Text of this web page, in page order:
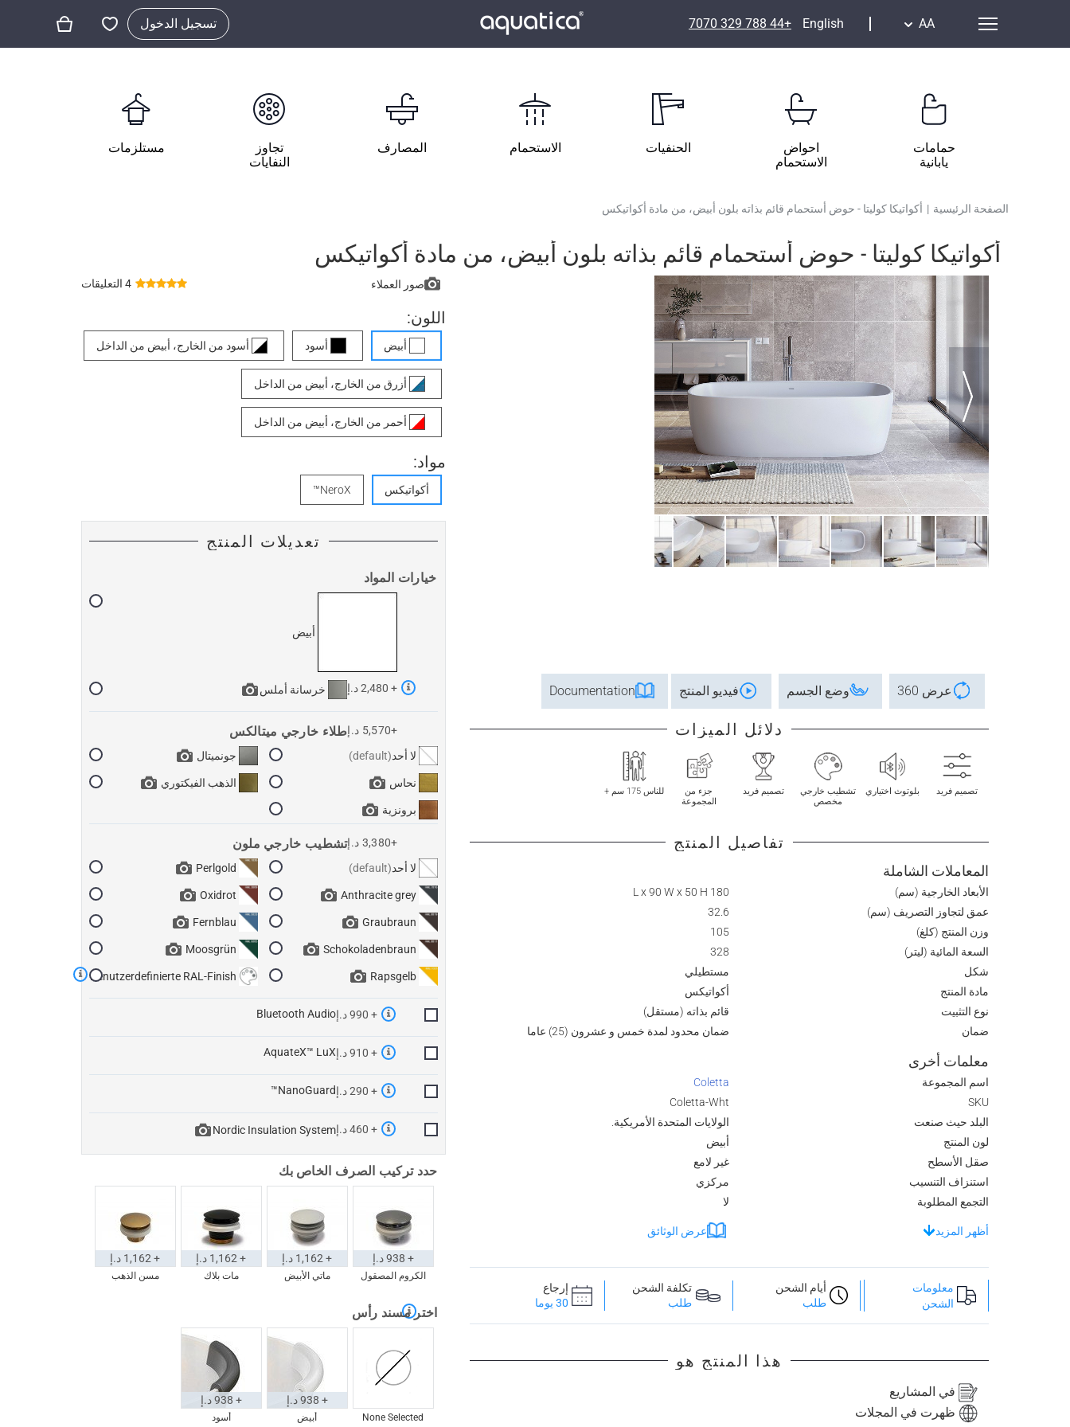
AA
English
+44 788 329 7070 تسجيل الدخول
حمامات
يابانية
احواض
الاستحمام
الحنفيات الاستحمام المصارف
تجاوز
النفايات
مستلزمات
الصفحة الرئيسية | أكواتيكا كوليتا - حوض أستحمام قائم بذاته بلون أبيض، من مادة أكواتيكس
أكواتيكا كوليتا - حوض أستحمام قائم بذاته بلون أبيض، من مادة أكواتيكس
عرض 360 وضع الجسم فيديو المنتج Documentation
دلائل الميزات
تصميم فريد بلوتوث اختياري
تشطيب خارجي
مخصص
تصميم فريد
جزء من
المجموعة
للناس 175 سم +
تفاصيل المنتج
المعاملات الشاملة
الأبعاد الخارجية (سم)
180 L x 90 W x 50 H
عمق لتجاوز التصريف (سم)
32.6
وزن المنتج (كلغ)
105
السعة المائية (ليتر)
328
شكل
مستطيلي
مادة المنتج
أكواتيكس
نوع التثبيت
قائم بذاته (مستقل)
ضمان
ضمان محدود لمدة خمس و عشرون (25) عاما
معلمات أخرى
اسم المجموعة
Coletta
SKU
Coletta-Wht
البلد حيث صنعت
الولايات المتحدة الأمريكية.
لون المنتج
أبيض
صقل الأسطح
غير لامع
استنزاف التنسيب
مركزي
التجمع المطلوبة
لا
أظهر المزيد عرض الوثائق
معلومات
الشحن
أيام الشحن
طلب
تكلفة الشحن
طلب
إرجاع
30 يوما
هذا المنتج هو
في المشاريع
ظهرت في المجلات
4 التعليقات صور العملاء
اللون:
أبيض أسود أسود من الخارج، أبيض من الداخل
أزرق من الخارج، أبيض من الداخل
أحمر من الخارج، أبيض من الداخل
مواد:
أكواتيكس NeroX™
تعديلات المنتج
خيارات المواد
أبيض
خرسانة أملس + 2,480 د.إ
طلاء خارجي ميتالكس
+5,570 د.إ
لا أحد
نحاس
برونزية
جونميتال
الذهب الفيكتوري
تشطيب خارجي ملون
+3,380 د.إ
لا أحد
Anthracite grey
Graubraun
Schokoladenbraun
Rapsgelb
Perlgold
Oxidrot
Fernblau
Moosgrün
Benutzerdefinierte RAL-Finish
Bluetooth Audio + 990 د.إ
AquateX™ LuX + 910 د.إ
NanoGuard™ + 290 د.إ
Nordic Insulation System + 460 د.إ
حدد تركيب الصرف الخاص بك
الكروم المصقول
+ 938 د.إ
ماتي الأبيض
+ 1,162 د.إ
مات بلاك
+ 1,162 د.إ
مسن الذهب
+ 1,162 د.إ
اختر مسند رأس
None Selected أبيض
+ 938 د.إ
أسود
+ 938 د.إ